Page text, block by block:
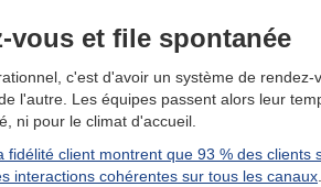
vous et file spontanée
c'est d'avoir un système de
l'autre. Les équipes passent alors leur
ni pour le climat d'accueil.
fidélité client montrent que 93 % des clients
interactions cohérentes sur tous les canaux